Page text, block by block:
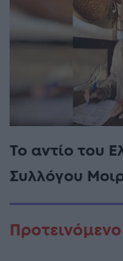
Το αντίο του
Συλλόγου